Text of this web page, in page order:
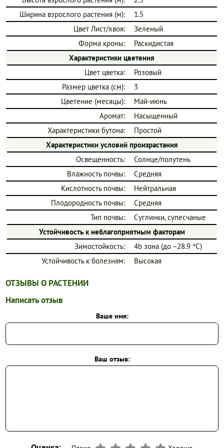
Ширина взрослого растения (м):
1.5
Цвет Лист/хвоя:
Зеленый
Форма кроны:
Раскидистая
Характеристики цветения
Цвет цветка:
Розовый
Размер цветка (см):
3
Цветение (месяцы):
Май-июнь
Аромат:
Насыщенный
Характеристики бутона:
Простой
Характеристики условий произрастания
Освещенность:
Солнце/полутень
Влажность почвы:
Средняя
Кислотность почвы:
Нейтральная
Плодородность почвы:
Средняя
Тип почвы:
Суглинки, супесчаные
Устойчивость к неблагоприятным факторам
Зимостойкость:
4b зона (до −28.9 °C)
Устойчивость к болезням:
Высокая
ОТЗЫВЫ О РАСТЕНИИ
Написать отзыв
Ваше имя:
Ваш отзыв: